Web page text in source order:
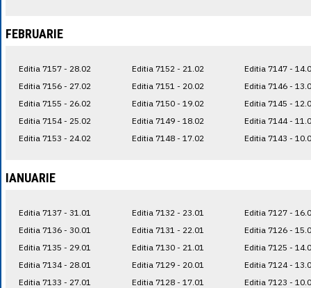
FEBRUARIE
Editia 7157 - 28.02
Editia 7156 - 27.02
Editia 7155 - 26.02
Editia 7154 - 25.02
Editia 7153 - 24.02
Editia 7152 - 21.02
Editia 7151 - 20.02
Editia 7150 - 19.02
Editia 7149 - 18.02
Editia 7148 - 17.02
Editia 7147 -
Editia 7146 -
Editia 7145 -
Editia 7144 -
Editia 7143 -
IANUARIE
Editia 7137 - 31.01
Editia 7136 - 30.01
Editia 7135 - 29.01
Editia 7134 - 28.01
Editia 7133 - 27.01
Editia 7132 - 23.01
Editia 7131 - 22.01
Editia 7130 - 21.01
Editia 7129 - 20.01
Editia 7128 - 17.01
Editia 7127 -
Editia 7126 -
Editia 7125 -
Editia 7124 -
Editia 7123 -